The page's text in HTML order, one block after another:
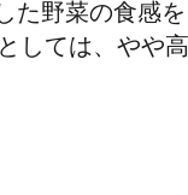
た野菜の食感を
しては、やや高